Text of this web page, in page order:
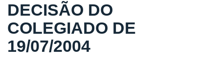
DECISÃO DO
COLEGIADO DE
19/07/2004